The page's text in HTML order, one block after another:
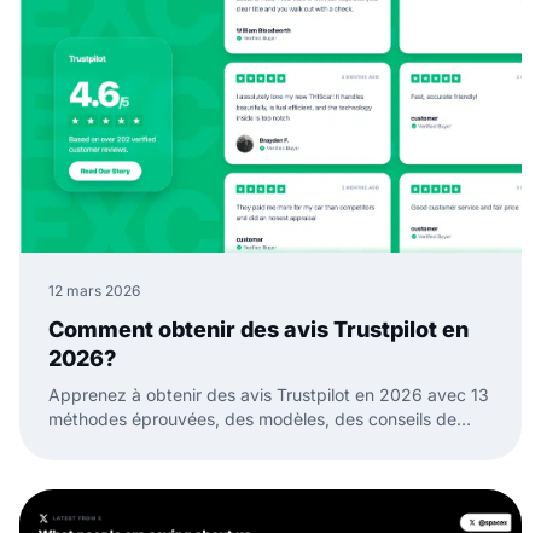
12 mars 2026
Comment obtenir des avis Trustpilot en
2026?
Apprenez à obtenir des avis Trustpilot en 2026 avec 13
méthodes éprouvées, des modèles, des conseils de